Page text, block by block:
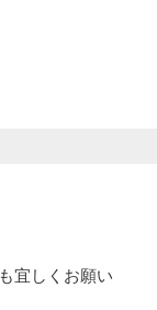
宜しくお願い